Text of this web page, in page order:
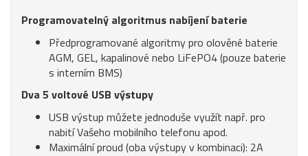
Programovatelný algoritmus nabíjení baterie
Předprogramované algoritmy pro olověné baterie
AGM, GEL, kapalinové nebo LiFePO4 (pouze baterie
s interním BMS)
Dva 5 voltové USB výstupy
USB výstup můžete jednoduše využít např. pro
nabití Vašeho mobilního telefonu apod.
Maximální proud (oba výstupy v kombinaci): 2A